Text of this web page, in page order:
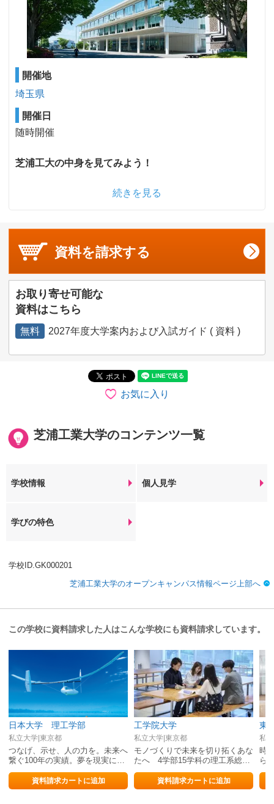
開催地
埼玉県
開催日
随時開催
芝浦工大の中身を見てみよう！
続きを見る
資料を請求する
お取り寄せ可能な
資料はこちら
無料 2027年度大学案内および入試ガイド ( 資料 )
お気に入り
芝浦工業大学のコンテンツ一覧
学校情報 個人見学
学びの特色
学校ID.GK000201
芝浦工業大学のオープンキャンパス情報ページ上部へ
この学校に資料請求した人はこんな学校にも資料請求しています。
日本大学 理工学部
私立大学|東京都
つなげ、⽰せ、⼈の⼒を。未来へ
繋ぐ100年の実績。夢を現実にす
る挑戦がここから始まる。
資料請求カートに追加
工学院大学
私立大学|東京都
モノづくりで未来を切り拓くあな
たへ 4学部15学科の理工系総合
大学
資料請求カートに追加
東
私
時
ら
技